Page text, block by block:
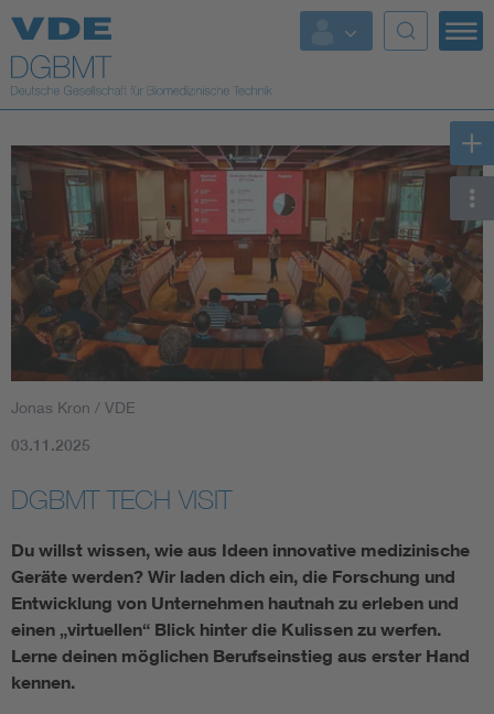
Top Themen
Fokusthemen
Energy
AI & Digital Trust
Health
Mobility
Prostheses + implants
Jonas Kron / VDE
03.11.2025
DGBMT TECH VISIT
Du willst wissen, wie aus Ideen innovative medizinische
Geräte werden? Wir laden dich ein, die Forschung und
Entwicklung von Unternehmen hautnah zu erleben und
einen „virtuellen“ Blick hinter die Kulissen zu werfen.
Lerne deinen möglichen Berufseinstieg aus erster Hand
kennen.